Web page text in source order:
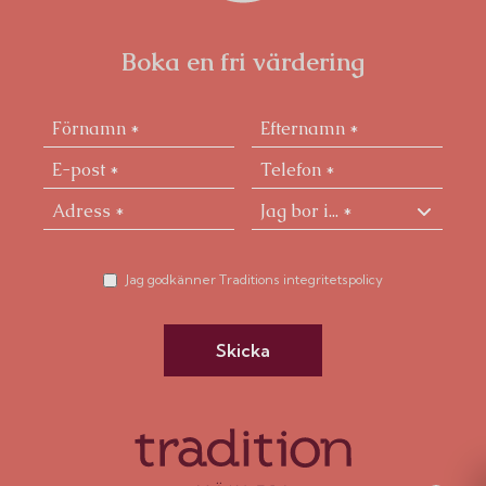
Boka en fri värdering
Jag godkänner Traditions integritetspolicy
Skicka